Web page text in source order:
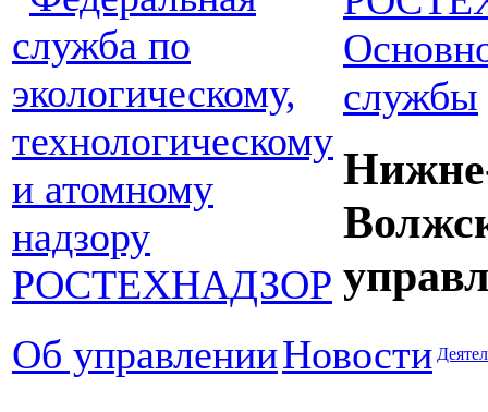
службы
Об управленииНовости